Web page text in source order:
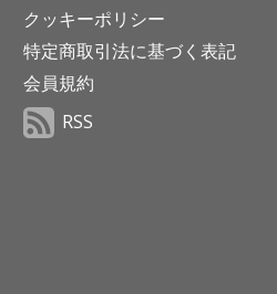
クッキーポリシー
特定商取引法に基づく表記
会員規約
RSS